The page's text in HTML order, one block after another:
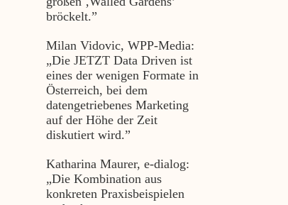
bröckelt.”
Milan Vidovic, WPP-Media:
„Die JETZT Data Driven ist
eines der wenigen Formate in
Österreich, bei dem
datengetriebenes Marketing
auf der Höhe der Zeit
diskutiert wird.”
Katharina Maurer, e‑dialog:
„Die Kombination aus
konkreten Praxisbeispielen